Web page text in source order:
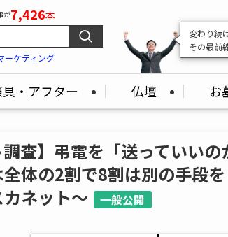
が7,426本
ーケティング
変わり続
その最前
・アフター 仏壇 お
査】弔電を「送っていい
体の2割で8割は別の手段
ネット～
一般公開